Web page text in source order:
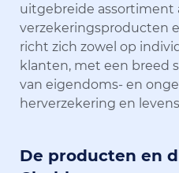
uitgebreide assortiment
verzekeringsproducten
richt zich zowel op
klanten, met een breed
van eigendoms- en
herverzekering en
De producten en